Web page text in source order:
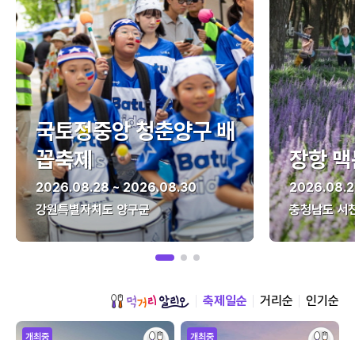
국토정중앙 청춘양구 배
꼽축제
2026.08.28 ~ 2026.08.30
강원특별자치도 양구군
장항
충청남도 서
축제일순 거리순 인기순
개최중 개최중